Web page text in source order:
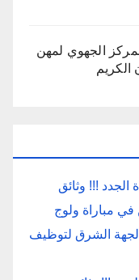
الجهوي لمهن
الكريم
الجدد !!! وثائق
في مباراة ولوج
لجهة الشرق لتوظيف